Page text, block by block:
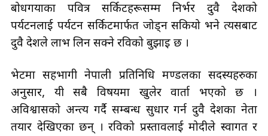
बोधगयाका पवित्र सर्किटहरूसम्म निर्भर दुवै देशको
पर्यटनलाई पर्यटन सर्किटमार्फत जोड्न सकियो भने त्यसबाट
दुवै देशले लाभ लिन सक्ने रविको बुझाइ छ ।
भेटमा सहभागी नेपाली प्रतिनिधि मण्डलका सदस्यहरुका
अनुसार, यी सबै विषयमा खुलेर वार्ता भएको छ ।
अविश्वासको अन्त्य गर्दै सम्बन्ध सुधार गर्न दुवै देशका नेता
तयार देखिएका छन् । रविको प्रस्तावलाई मोदीले स्वागत र